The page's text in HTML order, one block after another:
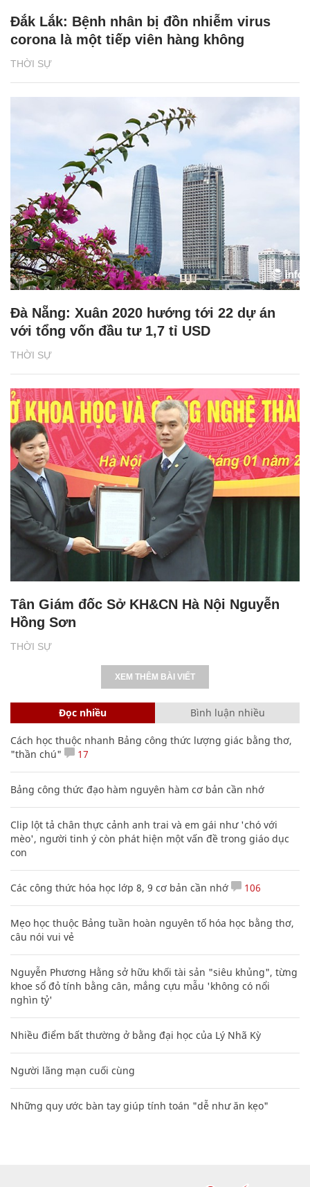
THỜI SỰ
Đắk Lắk: Bệnh nhân bị đồn nhiễm virus
corona là một tiếp viên hàng không
THỜI SỰ
Đà Nẵng: Xuân 2020 hướng tới 22 dự án
với tổng vốn đầu tư 1,7 tỉ USD
THỜI SỰ
Tân Giám đốc Sở KH&CN Hà Nội Nguyễn
Hồng Sơn
XEM THÊM BÀI VIẾT
Đọc nhiều Bình luận nhiều
Cách học thuộc nhanh Bảng công thức lượng giác bằng thơ,
"thần chú"
17
Bảng công thức đạo hàm nguyên hàm cơ bản cần nhớ
Clip lột tả chân thực cảnh anh trai và em gái như 'chó với
mèo', người tinh ý còn phát hiện một vấn đề trong giáo dục
con
Các công thức hóa học lớp 8, 9 cơ bản cần nhớ 106
Mẹo học thuộc Bảng tuần hoàn nguyên tố hóa học bằng thơ,
câu nói vui vẻ
Nguyễn Phương Hằng sở hữu khối tài sản "siêu khủng", từng
khoe sổ đỏ tính bằng cân, mắng cựu mẫu 'không có nổi
nghìn tỷ'
Nhiều điểm bất thường ở bằng đại học của Lý Nhã Kỳ
Người lãng mạn cuối cùng
Những quy ước bàn tay giúp tính toán "dễ như ăn kẹo"